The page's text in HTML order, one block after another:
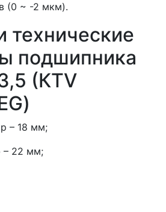
(0 ~ -2 мкм).
технические
подшипника
(КTV
– 18 мм;
– 22 мм;